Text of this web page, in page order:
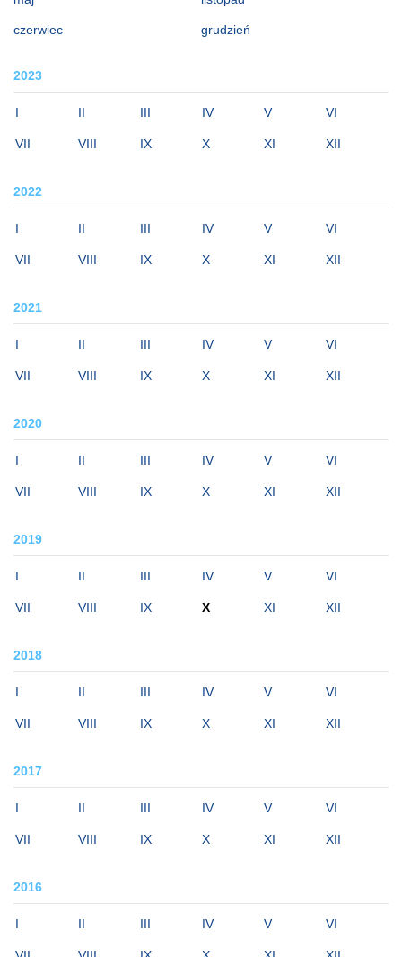
czerwiec grudzień
2023
I II III IV V VI
VII VIII IX X XI XII
2022
I II III IV V VI
VII VIII IX X XI XII
2021
I II III IV V VI
VII VIII IX X XI XII
2020
I II III IV V VI
VII VIII IX X XI XII
2019
I II III IV V VI
VII VIII IX X XI XII
2018
I II III IV V VI
VII VIII IX X XI XII
2017
I II III IV V VI
VII VIII IX X XI XII
2016
I II III IV V VI